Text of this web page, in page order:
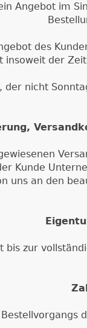
Angebot im
des
insoweit der
nicht
Kunde
uns an den
bis zur